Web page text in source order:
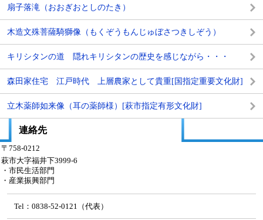
扇子落滝（おおぎおとしのたき）
木造文殊菩薩騎獅像（もくぞうもんじゅぼさつきしぞう）
キリシタンの道 隠れキリシタンの歴史を感じながら・・・
森田家住宅 江戸時代 上層農家として貴重[国指定重要文化財]
立木薬師如来像（耳の薬師様）[萩市指定有形文化財]
連絡先
〒758-0212
萩市大字福井下3999-6
・市民生活部門
・産業振興部門
Tel：0838-52-0121（代表）